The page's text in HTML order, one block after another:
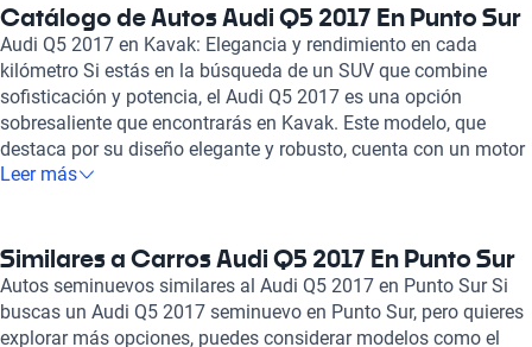
Catálogo de Autos Audi Q5 2017 En Punto Sur
Audi Q5 2017 en Kavak: Elegancia y rendimiento en cada
kilómetro Si estás en la búsqueda de un SUV que combine
sofisticación y potencia, el Audi Q5 2017 es una opción
sobresaliente que encontrarás en Kavak. Este modelo, que
destaca por su diseño elegante y robusto, cuenta con un motor
de combustión que ofrece una experiencia de manejo
aceleración de 0 a 100 km/h en tan solo 5.9 segundos, no hay
duda de que este SUV está diseñado para quienes aprecian
tanto la velocidad como la comodidad. El Audi Q5 2017 tiene
una capacidad para cinco pasajeros y cuenta con un interior en
Leer más
Similares a Carros Audi Q5 2017 En Punto Sur
Autos seminuevos similares al Audi Q5 2017 en Punto Sur Si
buscas un Audi Q5 2017 seminuevo en Punto Sur, pero quieres
explorar más opciones, puedes considerar modelos como el